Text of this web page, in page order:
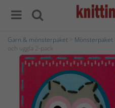
Garn & mönsterpaket Mönsterpaket
och uggla 2-pack